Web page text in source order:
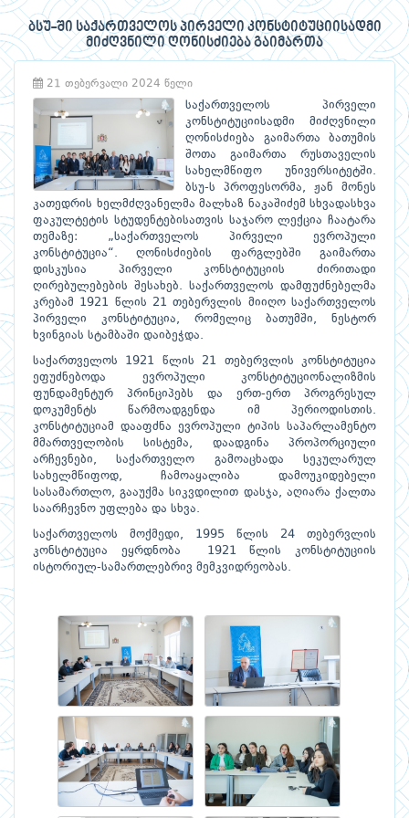
ბსუ-ში საქართველოს პირველი კონსტიტუციისადმი
მიძღვნილი ღონისძიება გაიმართა
21 თებერვალი 2024 წელი
საქართველოს პირველი
კონსტიტუციისადმი მიძღვნილი
ღონისძიება გაიმართა ბათუმის
შოთა გაიმართა რუსთაველის
სახელმწიფო უნივერსიტეტში.
ბსუ-ს პროფესორმა, ჟან მონეს
კათედრის ხელმძღვანელმა მალხაზ ნაკაშიძემ სხვადასხვა
ფაკულტეტის სტუდენტებისათვის საჯარო ლექცია ჩაატარა
თემაზე: „საქართველოს პირველი ევროპული
კონსტიტუცია“. ღონისძიების ფარგლებში გაიმართა
დისკუსია პირველი კონსტიტუციის ძირითადი
ღირებულებების შესახებ. საქართველოს დამფუძნებელმა
კრებამ 1921 წლის 21 თებერვლის მიიღო საქართველოს
პირველი კონსტიტუცია, რომელიც ბათუმში, ნესტორ
ხვინგიას სტამბაში დაიბეჭდა.
საქართველოს 1921 წლის 21 თებერვლის კონსტიტუცია
ეფუძნებოდა ევროპული კონსტიტუციონალიზმის
ფუნდამენტურ პრინციპებს და ერთ-ერთ პროგრესულ
დოკუმენტს წარმოადგენდა იმ პერიოდისთის.
კონსტიტუციამ დააფძნა ევროპული ტიპის საპარლამენტო
მმართველობის სისტემა, დაადგინა პროპორციული
არჩევნები, საქართველო გამოაცხადა სეკულარულ
სახელმწიფოდ, ჩამოაყალიბა დამოუკიდებელი
სასამართლო, გააუქმა სიკვდილით დასჯა, აღიარა ქალთა
საარჩევნო უფლება და სხვა.
საქართველოს მოქმედი, 1995 წლის 24 თებერვლის
კონსტიტუცია ეყრდნობა 1921 წლის კონსტიტუციის
ისტორიულ-სამართლებრივ მემკვიდრეობას.